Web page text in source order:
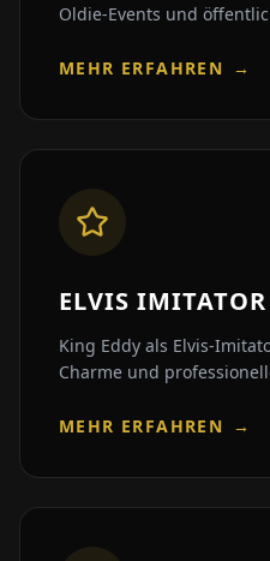
Oldie-Events und
MEHR ERFAHREN →
ELVIS
King Eddy als Elvis-
Charme und
MEHR ERFAHREN →